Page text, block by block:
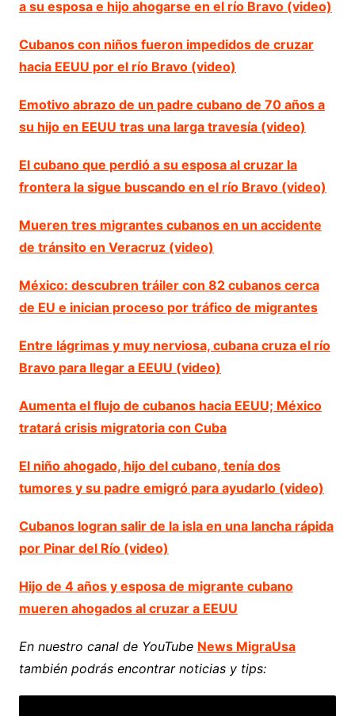
a su esposa e hijo ahogarse en el río Bravo (video)
Cubanos con niños fueron impedidos de cruzar
hacia EEUU por el río Bravo (video)
Emotivo abrazo de un padre cubano de 70 años a
su hijo en EEUU tras una larga travesía (video)
El cubano que perdió a su esposa al cruzar la
frontera la sigue buscando en el río Bravo (video)
Mueren tres migrantes cubanos en un accidente
de tránsito en Veracruz (video)
México: descubren tráiler con 82 cubanos cerca
de EU e inician proceso por tráfico de migrantes
Entre lágrimas y muy nerviosa, cubana cruza el río
Bravo para llegar a EEUU (video)
Aumenta el flujo de cubanos hacia EEUU; México
tratará crisis migratoria con Cuba
El niño ahogado, hijo del cubano, tenía dos
tumores y su padre emigró para ayudarlo (video)
Cubanos logran salir de la isla en una lancha rápida
por Pinar del Río (video)
Hijo de 4 años y esposa de migrante cubano
mueren ahogados al cruzar a EEUU
En nuestro canal de YouTube News MigraUsa
también podrás encontrar noticias y tips: